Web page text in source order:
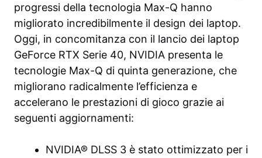
progressi della tecnologia Max-Q hanno
migliorato incredibilmente il design dei laptop.
Oggi, in concomitanza con il lancio dei laptop
GeForce RTX Serie 40, NVIDIA presenta le
tecnologie Max-Q di quinta generazione, che
migliorano radicalmente l’efficienza e
accelerano le prestazioni di gioco grazie ai
seguenti aggiornamenti:
NVIDIA® DLSS 3 è stato ottimizzato per i